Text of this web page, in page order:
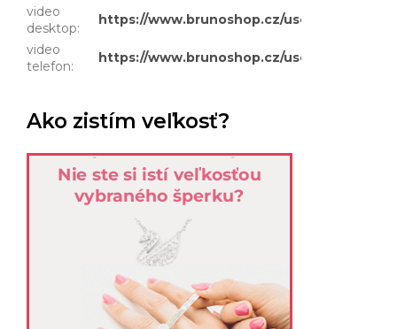
video
desktop:
https://www.brunoshop.cz/user/
video
telefon:
https://www.brunoshop.cz/user/
Ako zistím veľkosť?